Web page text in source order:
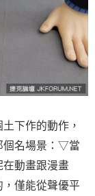
下作的動作，
個名場景：▽當
動畫跟漫畫
僅能從聲優平